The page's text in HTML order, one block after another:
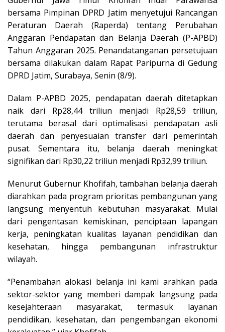
bersama Pimpinan DPRD Jatim menyetujui Rancangan
Peraturan Daerah (Raperda) tentang Perubahan
Anggaran Pendapatan dan Belanja Daerah (P-APBD)
Tahun Anggaran 2025. Penandatanganan persetujuan
bersama dilakukan dalam Rapat Paripurna di Gedung
DPRD Jatim, Surabaya, Senin (8/9).
Dalam P-APBD 2025, pendapatan daerah ditetapkan
naik dari Rp28,44 triliun menjadi Rp28,59 triliun,
terutama berasal dari optimalisasi pendapatan asli
daerah dan penyesuaian transfer dari pemerintah
pusat. Sementara itu, belanja daerah meningkat
signifikan dari Rp30,22 triliun menjadi Rp32,99 triliun.
Menurut Gubernur Khofifah, tambahan belanja daerah
diarahkan pada program prioritas pembangunan yang
langsung menyentuh kebutuhan masyarakat. Mulai
dari pengentasan kemiskinan, penciptaan lapangan
kerja, peningkatan kualitas layanan pendidikan dan
kesehatan, hingga pembangunan infrastruktur
wilayah.
“Penambahan alokasi belanja ini kami arahkan pada
sektor-sektor yang memberi dampak langsung pada
kesejahteraan masyarakat, termasuk layanan
pendidikan, kesehatan, dan pengembangan ekonomi